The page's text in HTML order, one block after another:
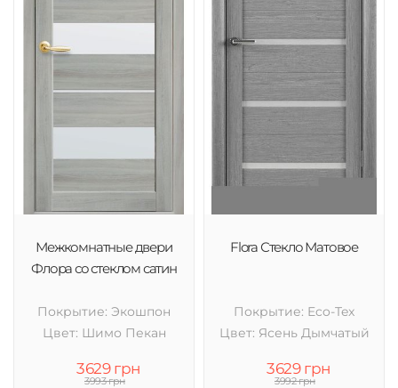
Межкомнатные двери
Флора со стеклом сатин
Покрытие: Экошпон
Цвет: Шимо Пекан
3629 грн
3993 грн
Flora Стекло Матовое
Покрытие: Eco-Tex
Цвет: Ясень Дымчатый
3629 грн
3992 грн